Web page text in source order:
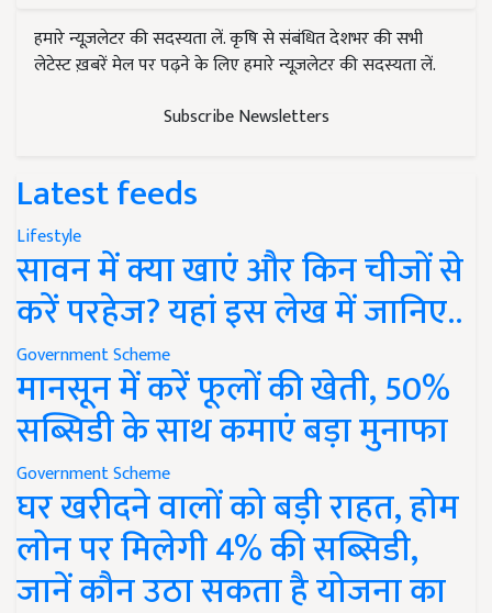
हमारे न्यूज़लेटर की सदस्यता लें. कृषि से संबंधित देशभर की सभी
लेटेस्ट ख़बरें मेल पर पढ़ने के लिए हमारे न्यूज़लेटर की सदस्यता लें.
Subscribe Newsletters
Latest feeds
Lifestyle
सावन में क्या खाएं और किन चीजों से
करें परहेज? यहां इस लेख में जानिए..
Government Scheme
मानसून में करें फूलों की खेती, 50%
सब्सिडी के साथ कमाएं बड़ा मुनाफा
Government Scheme
घर खरीदने वालों को बड़ी राहत, होम
लोन पर मिलेगी 4% की सब्सिडी,
जानें कौन उठा सकता है योजना का